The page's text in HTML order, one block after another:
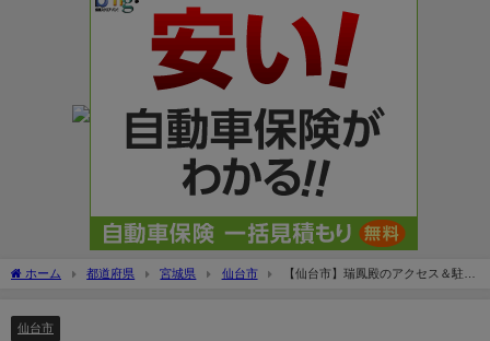
ホーム 都道府県 宮城県 仙台市
【仙台市】瑞鳳殿のアクセス＆駐車
仙台市